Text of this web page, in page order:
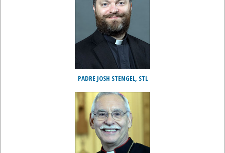
PADRE JOSH STENGEL, STL